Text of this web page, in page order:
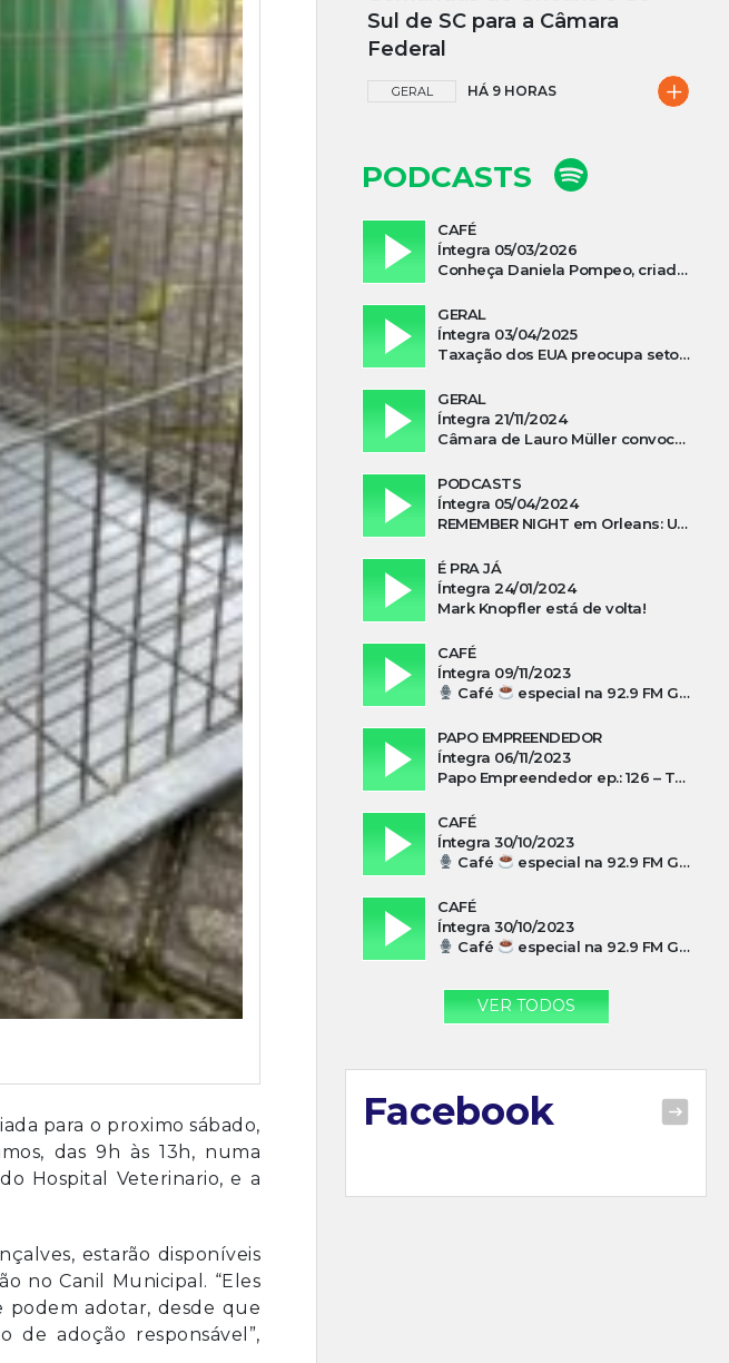
para o proximo sábado,
das 9h às 13h, numa
Hospital Veterinario, e a
estarão disponíveis
no Canil Municipal. “Eles
podem adotar, desde que
adoção responsável”,
Sul de SC para a Câmara
Federal
GERAL HÁ 9 HORAS +
PODCASTS
CAFÉ
Íntegra 05/03/2026
Conheça Daniela Pompeo, criadora do podcast “Vivi e Aprendi”, que estreia neste sábado
GERAL
Íntegra 03/04/2025
Taxação dos EUA preocupa setor madeireiro de SC
GERAL
Íntegra 21/11/2024
Câmara de Lauro Müller convoca prefeita para esclarecer falta d’água no Guatá
PODCASTS
Íntegra 05/04/2024
REMEMBER NIGHT em Orleans: Uma noite de tributo ao ABBA e aos anos 80
É PRA JÁ
Íntegra 24/01/2024
Mark Knopfler está de volta!
CAFÉ
Íntegra 09/11/2023
Café
especial na 92.9 FM Guarujá com Kuki Savi Mondo
PAPO EMPREENDEDOR
Íntegra 06/11/2023
Papo Empreendedor ep.: 126 – Thayni Librelato Sérgio Rodrigues Alves, Isadora Arns, Lilian Guthron Koslowski e Edio Kunhasky Junior sobre “O poder do associativismo na promoção de oportunidades”
CAFÉ
Íntegra 30/10/2023
Café
especial na 92.9 FM Guarujá com Silvio Machado
CAFÉ
Íntegra 30/10/2023
Café
especial na 92.9 FM Guarujá com Paulo Cesar Leandres
VER TODOS
Facebook